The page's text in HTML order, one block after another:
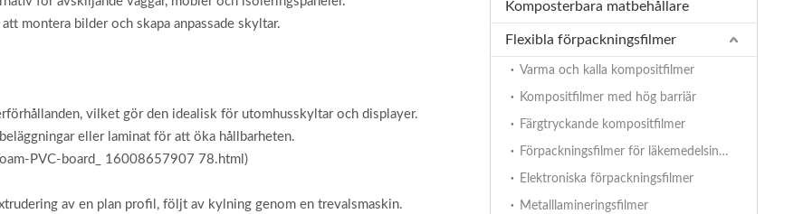
montera bilder och skapa anpassade skyltar.
vilket gör den idealisk för utomhusskyltar och displayer.
eller laminat för att öka hållbarheten.
PVC-board_ 16008657907 78.html)
av en plan profil, följt av kylning genom en trevalsmaskin.
Komposterbara matbehållare
Flexibla förpackningsfilmer
Varma och kalla kompositfilmer
Kompositfilmer med hög barriär
Färgtryckande kompositfilmer
Förpackningsfilmer för läkemedelsindustrin
Elektroniska förpackningsfilmer
Metalllamineringsfilmer